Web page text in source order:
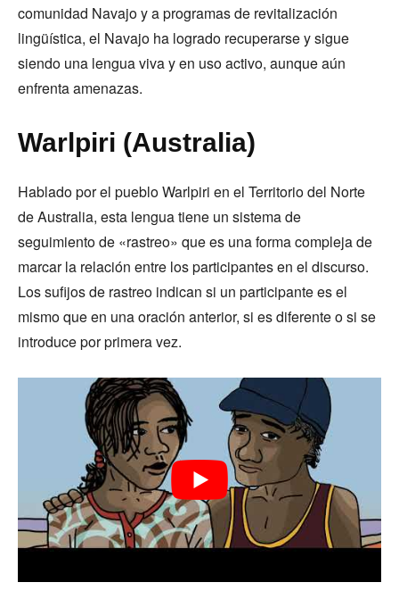
comunidad Navajo y a programas de revitalización
lingüística, el Navajo ha logrado recuperarse y sigue
siendo una lengua viva y en uso activo, aunque aún
enfrenta amenazas.
Warlpiri (Australia)
Hablado por el pueblo Warlpiri en el Territorio del Norte
de Australia, esta lengua tiene un sistema de
seguimiento de «rastreo» que es una forma compleja de
marcar la relación entre los participantes en el discurso.
Los sufijos de rastreo indican si un participante es el
mismo que en una oración anterior, si es diferente o si se
introduce por primera vez.